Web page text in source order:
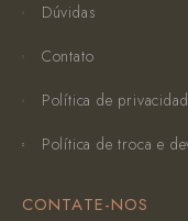
Dúvidas
Contato
Política de
Política de troca e
CONTATE-NOS